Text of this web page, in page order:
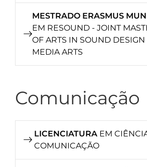
MESTRADO ERASMUS
EM RESOUND - JOINT
OF ARTS IN SOUND DESIGN
MEDIA ARTS
Comunicação
LICENCIATURA EM
COMUNICAÇÃO